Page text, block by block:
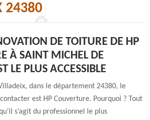
24380
DE TOITURE DE HP
À SAINT MICHEL DE
LE PLUS ACCESSIBLE
dans le département 24380, le
est HP Couverture. Pourquoi ? Tout
s’agit du professionnel le plus